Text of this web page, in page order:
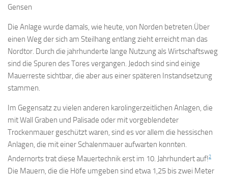
Gensen
Die Anlage wurde damals, wie heute, von Norden betreten.Über
einen Weg der sich am Steilhang entlang zieht erreicht man das
Nordtor. Durch die jahrhunderte lange Nutzung als Wirtschaftsweg
sind die Spuren des Tores vergangen. Jedoch sind sind einige
Mauerreste sichtbar, die aber aus einer späteren Instandsetzung
stammen.
Im Gegensatz zu vielen anderen karolingerzeitlichen Anlagen, die
mit Wall Graben und Palisade oder mit vorgeblendeter
Trockenmauer geschützt waren, sind es vor allem die hessischen
Anlagen, die mit einer Schalenmauer aufwarten konnten.
Andernorts trat diese Mauertechnik erst im 10. Jahrhundert auf!2
Die Mauern, die die Höfe umgeben sind etwa 1,25 bis zwei Meter